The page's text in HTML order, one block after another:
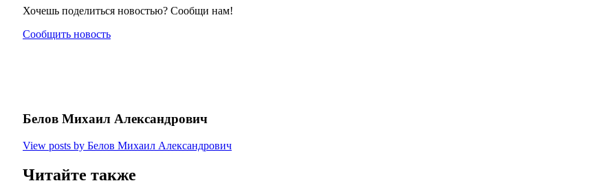
Хочешь поделиться новостью? Сообщи нам!
Сообщить новость
Белов Михаил Александрович
View posts by Белов Михаил Александрович
Читайте также